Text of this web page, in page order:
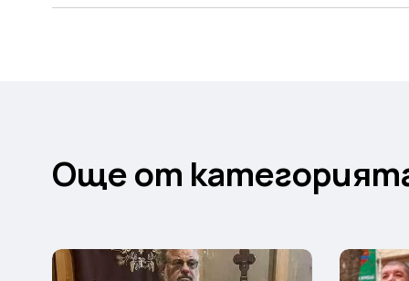
Още от